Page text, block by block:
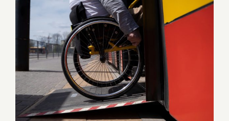
Descubra onde comprar rampa de ferro
para acessibilidade